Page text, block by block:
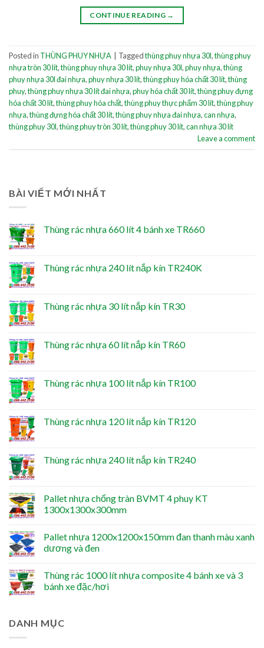
CONTINUE READING →
Posted in THÙNG PHUY NHỰA Taggedthùng phuy nhựa 30l,thùng phuy
nhựa tròn 30 lít,thùng phuy nhựa 30 lít,phuy nhựa 30l,phuy nhựa,thùng
phuy nhựa 30l đai nhựa,phuy nhựa 30 lít,thùng phuy hóa chất 30 lít,thùng
phuy,thùng phuy nhựa 30 lít đai nhựa,phuy hóa chất 30 lít,thùng phuy đựng
hóa chất 30 lít,thùng phuy hóa chất,thùng phuy thực phẩm 30 lít,thùng phuy
nhựa,thùng đựng hóa chất 30 lít,thùng phuy nhựa đai nhựa,can nhựa,
thùng phuy 30l,thùng phuy tròn 30 lít,thùng phuy 30 lít,can nhựa 30 lít
Leave a comment
BÀI VIẾT MỚI NHẤT
Thùng rác nhựa 660 lít 4 bánh xe TR660
Thùng rác nhựa 240 lít nắp kín TR240K
Thùng rác nhựa 30 lít nắp kín TR30
Thùng rác nhựa 60 lít nắp kín TR60
Thùng rác nhựa 100 lít nắp kín TR100
Thùng rác nhựa 120 lít nắp kín TR120
Thùng rác nhựa 240 lít nắp kín TR240
Pallet nhựa chống tràn BVMT 4 phuy KT
1300x1300x300mm
Pallet nhựa 1200x1200x150mm đan thanh màu xanh
dương và đen
Thùng rác 1000 lít nhựa composite 4 bánh xe và 3
bánh xe đặc/hơi
DANH MỤC